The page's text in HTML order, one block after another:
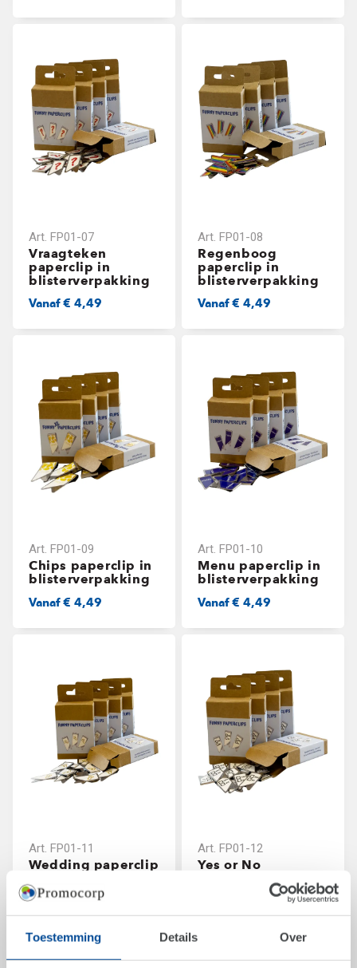
Toestemming Details Over
Art. FP01-07
Vraagteken
paperclip in
blisterverpakking
Vanaf€ 4,49
Art. FP01-08
Regenboog
paperclip in
blisterverpakking
Vanaf€ 4,49
Art. FP01-09
Chips paperclip in
blisterverpakking
Vanaf€ 4,49
Art. FP01-10
Menu paperclip in
blisterverpakking
Vanaf€ 4,49
Art. FP01-11
Wedding paperclip
blisterverpakking
Vanaf€ 4,49
Art. FP01-12
Yes or No
paperclip in
blisterverpakking
Vanaf€ 4,49